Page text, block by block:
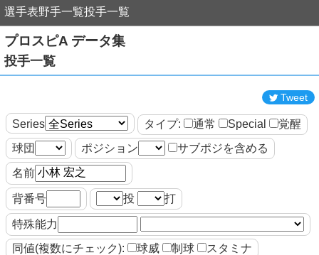
選手表野手一覧投手一覧
プロスピA データ集
投手一覧
Tweet
Series タイプ: 通常 Special
覚醒
球団
ポジション サブポジを含める
名前
背番号 投 打
特殊能力
同値(複数にチェック):
球威 制球
スタミナ